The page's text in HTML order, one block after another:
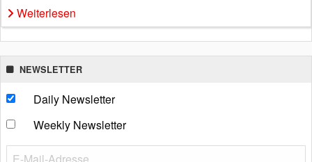
Weiterlesen
NEWSLETTER
Daily Newsletter
Weekly Newsletter